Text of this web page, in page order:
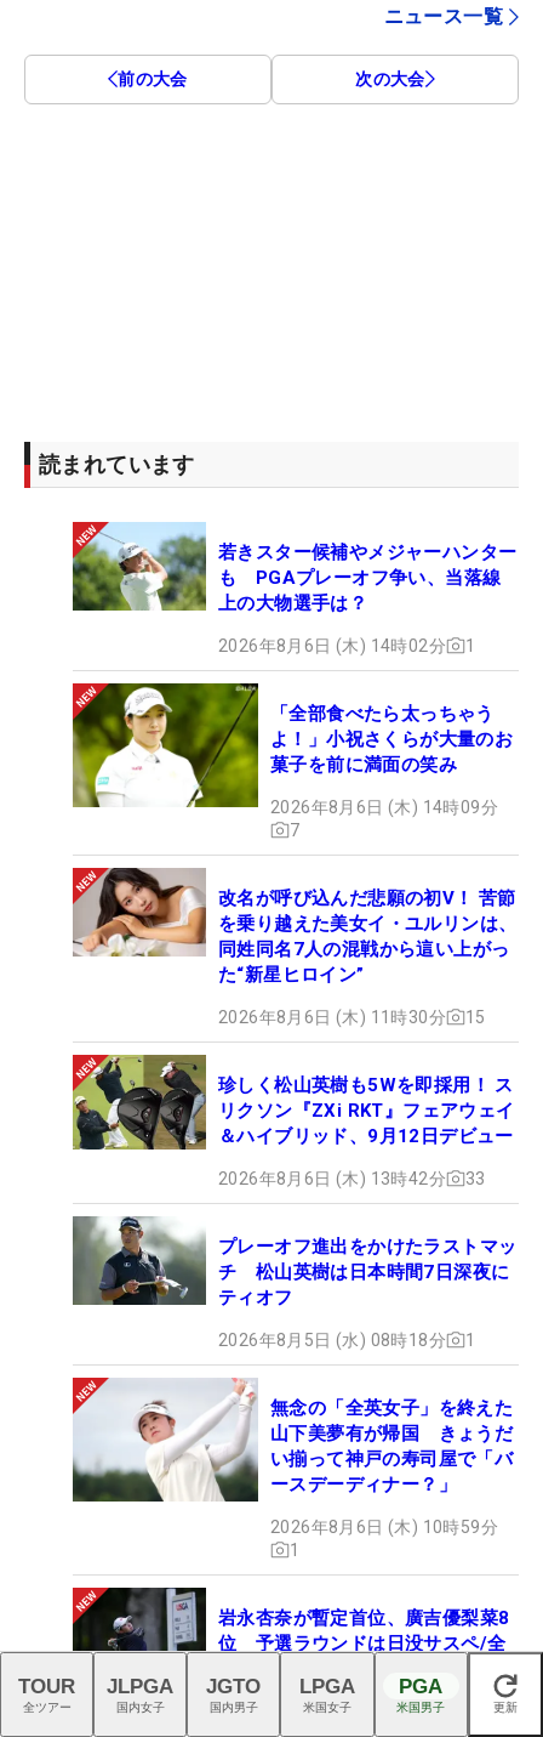
ニュース一覧
前の大会 次の大会
読まれています
若きスター候補やメジャーハンター
も PGAプレーオフ争い、当落線
上の大物選手は？
2026年8月6日 (木) 14時02分 1
「全部食べたら太っちゃう
よ！」小祝さくらが大量のお
菓子を前に満面の笑み
2026年8月6日 (木) 14時09分
7
改名が呼び込んだ悲願の初V！ 苦節
を乗り越えた美女イ・ユルリンは、
同姓同名7人の混戦から這い上がっ
た“新星ヒロイン”
2026年8月6日 (木) 11時30分 15
珍しく松山英樹も5Wを即採用！ ス
リクソン『ZXi RKT』フェアウェイ
＆ハイブリッド、9月12日デビュー
2026年8月6日 (木) 13時42分 33
プレーオフ進出をかけたラストマッ
チ 松山英樹は日本時間7日深夜に
ティオフ
2026年8月5日 (水) 08時18分 1
無念の「全英女子」を終えた
山下美夢有が帰国 きょうだ
い揃って神戸の寿司屋で「バ
ースデーディナー？」
2026年8月6日 (木) 10時59分
1
岩永杏奈が暫定首位、廣吉優梨菜8
位 予選ラウンドは日没サスペ/全
2026年8月6日 (木) 11時18分
閉じる
TOUR
全ツアー
JLPGA
国内女子
JGTO
国内男子
LPGA
米国女子
PGA
米国男子 更新